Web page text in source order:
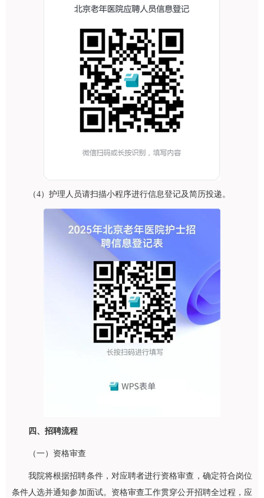
（4）护理人员请扫描小程序进行信息登记及简历投递。
四、招聘流程
（一）资格审查
我院将根据招聘条件，对应聘者进行资格审查，确定符合岗位
条件人选并通知参加面试。资格审查工作贯穿公开招聘全过程，应